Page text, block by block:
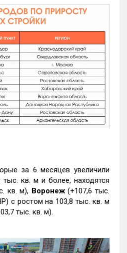
за 6 месяцев увеличили
кв. м и более, находятся
кв. м), Воронеж(+107,6 тыс.
с ростом на 103,8 тыс. кв. м
тыс. кв. м).